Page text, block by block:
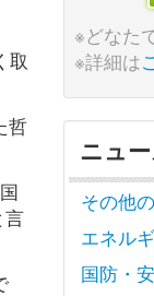
取
哲
言
※どなた
※詳細は
ニュ
その他
エネル
国防・